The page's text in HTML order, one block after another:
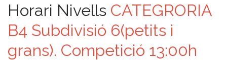
Horari Nivells CATEGRORIA
B4 Subdivisió 6(petits i
grans). Competició 13:00h